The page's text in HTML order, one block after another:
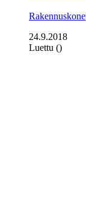
24.9.2018
Luettu ()